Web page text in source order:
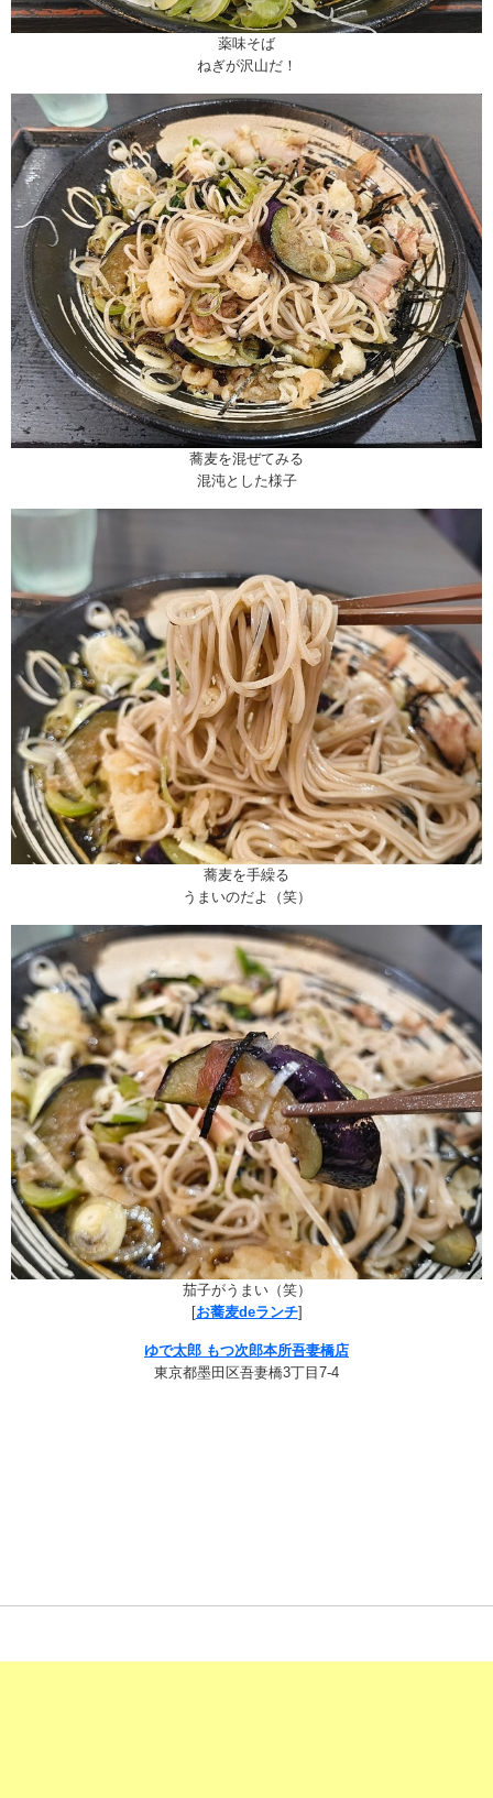
薬味そば
ねぎが沢山だ！
蕎麦を混ぜてみる
混沌とした様子
蕎麦を手繰る
うまいのだよ（笑）
茄子がうまい（笑）
[お蕎麦deランチ]
ゆで太郎 もつ次郎本所吾妻橋店
東京都墨田区吾妻橋3丁目7-4